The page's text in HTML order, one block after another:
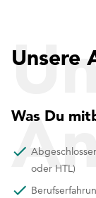
Unsere
Was Du
oder HTL)